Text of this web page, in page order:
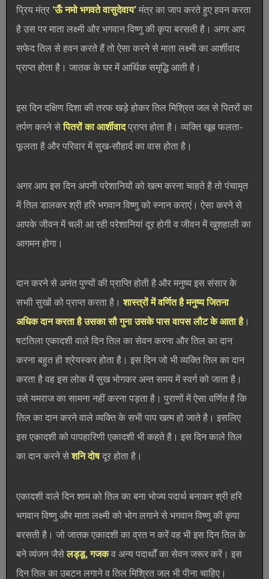
प्रिय मंत्र ‘ऊँ नमो भगवते वासुदेवाय’ मंत्र का जाप करते हुए हवन करता
है उस पर माता लक्ष्मी और भगवान विष्णु की कृपा बरसती है। अगर आप
सफेद तिल से हवन करते हैं तो ऐसा करने से माता लक्ष्मी का आर्शीवाद
प्राप्त होता है। जातक के घर में आर्थिक समृद्धि आती है।
इस दिन दक्षिण दिशा की तरफ खड़े होकर तिल मिश्रित जल से पितरों का
तर्पण करने सेपितरों का आर्शीवादप्राप्त होता है। व्यक्ति खूब फलता-
फूलता है और परिवार में सुख-सौहार्द का वास होता है।
अगर आप इस दिन अपनी परेशानियों को खत्म करना चाहते है तो पंचामृत
में तिल डालकर श्री हरि भगवान विष्णु को स्नान कराएं। ऐसा करने से
आपके जीवन में चली आ रही परेशानियां दूर होगी व जीवन में खुशहाली का
आगमन होगा।
दान करने से अनंत पुण्यों की प्राप्ति होती है और मनुष्य इस संसार के
सभाी सुखों को प्राप्त करता है।शास्त्रों में वर्णित है मनुष्य जितना
अधिक दान करता है उसका सौ गुना उसके पास वापस लौट के आता है।
षटतिला एकादशी वाले दिन तिल का सेवन करना और तिल का दान
करना बहुत ही श्रेयस्कर होता है। इस दिन जो भी व्यक्ति तिल का दान
करता है वह इस लोक में सुख भोगकर अन्त समय में स्वर्ग को जाता है।
उसे यमराज का सामना नहीं करना पड़ता है। पुराणों में ऐसा वर्णित है कि
तिल का दान करने वाले व्यक्ति के सभी पाप खत्म हो जाते है। इसलिए
इस एकादशी को पापहारिणी एकादशी भी कहते है। इस दिन काले तिल
का दान करने सेशनि दोषदूर होता है।
एकादशी वाले दिन शाम को तिल का बना भोज्य पदार्थ बनाकर श्री हरि
भगवान विष्णु और माता लक्ष्मी को भोग लगाने से भगवान विष्णु की कृपा
बरसती है। जो जातक एकादशी का व्रत न करें वह भी इस दिन तिल के
बने व्यंजन जैसेलड्डू, गजकव अन्य पदार्थों का सेवन जरूर करें। इस
दिन तिल का उबटन लगाने व तिल मिश्रित जल भी पीना चाहिए।